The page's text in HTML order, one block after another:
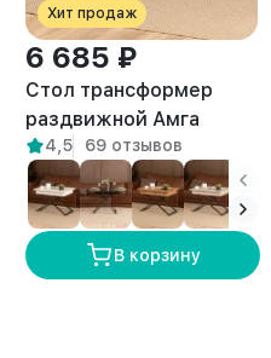
Хит продаж
6 685 ₽
Стол трансформер
раздвижной Амга
белый/амаретто
4,5 69 отзывов
В корзину